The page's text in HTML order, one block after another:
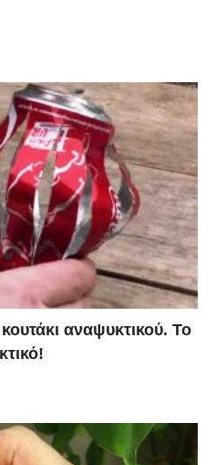
αναψυκτικού. Το